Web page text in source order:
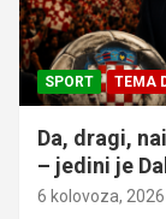
SPORT TEMA
Da, dragi,
– jedini je
6 kolovoza, 2026